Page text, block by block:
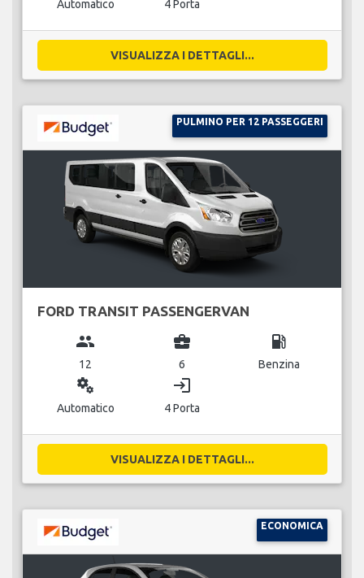
Automatico 4 Porta
VISUALIZZA I DETTAGLI...
PULMINO PER 12 PASSEGGERI
FORD TRANSIT PASSENGERVAN
group
12
business_center
6
local_gas_station
Benzina
miscellaneous_services
Automatico
login
4 Porta
VISUALIZZA I DETTAGLI...
ECONOMICA